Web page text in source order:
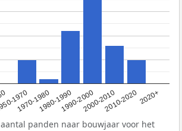
1970
1970-19801980-19901990-20002000-20102010-20202020+
panden naar bouwjaar voor het